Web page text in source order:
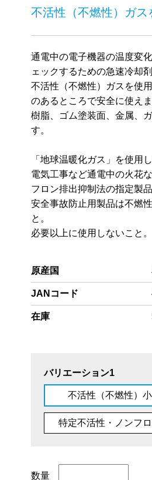
不活性（不燃性）ガス
通電中の電子機器の温度変
ェックするための急速冷却剤
不活性（不燃性）ガスを使
のあるところで安全に使えま
樹脂、ゴム塗装面、金属、
す。
「地球温暖化ガス」を使用
電気工事など通電中の火花
フロン排出抑制法の指定製品
安全事故防止用製品は不燃
と。
必要以上に使用しないこと。
原産国
JANコード
在庫
バリエーション1
不活性（不燃性）小
特定不活性・ノンフ
数量